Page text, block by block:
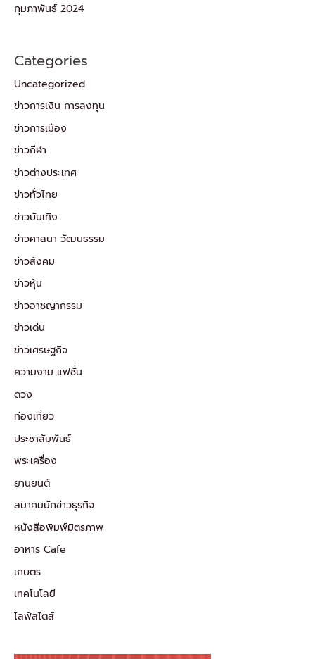
กุมภาพันธ์ 2024
Categories
Uncategorized
ข่าวการเงิน การลงทุน
ข่าวการเมือง
ข่าวกีฬา
ข่าวต่างประเทศ
ข่าวทั่วไทย
ข่าวบันเทิง
ข่าวศาสนา วัฒนธรรม
ข่าวสังคม
ข่าวหุ้น
ข่าวอาชญากรรม
ข่าวเด่น
ข่าวเศรษฐกิจ
ความงาม แฟชั่น
ดวง
ท่องเที่ยว
ประชาสัมพันธ์
พระเครื่อง
ยานยนต์
สมาคมนักข่าวธุรกิจ
หนังสือพิมพ์มิตรภาพ
อาหาร Cafe
เกษตร
เทคโนโลยี
ไลฟ์สไตส์